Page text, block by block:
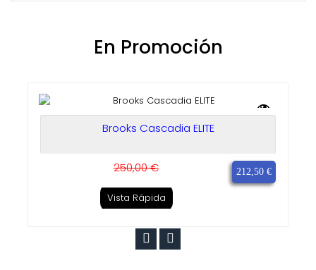
En Promoción
Brooks Cascadia ELITE
250,00 € 212,50 €
Vista Rápida